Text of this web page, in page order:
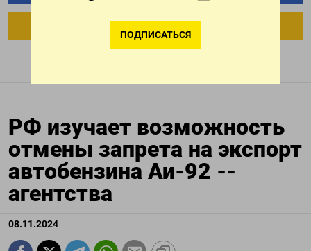
ПОДПИСАТЬСЯ
РФ изучает возможность
отмены запрета на экспорт
автобензина Аи-92 --
агентства
08.11.2024